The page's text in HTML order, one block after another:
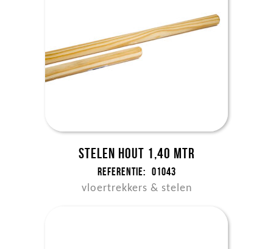
Stelen hout 1,40 mtr
Referentie: 01043
vloertrekkers & stelen